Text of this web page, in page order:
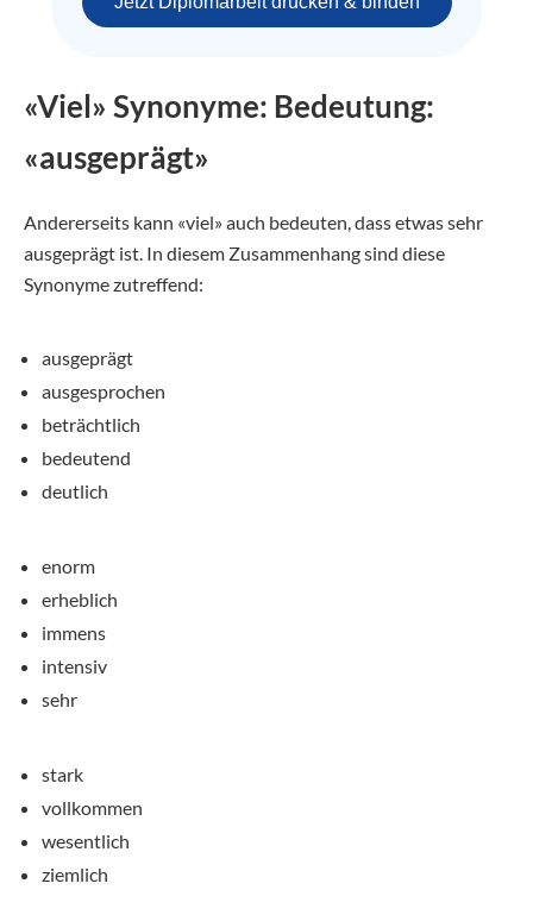
«Viel» Synonyme: Bedeutung:
«ausgeprägt»
Andererseits kann «viel» auch bedeuten, dass etwas sehr
ausgeprägt ist. In diesem Zusammenhang sind diese
Synonyme zutreffend:
ausgeprägt
ausgesprochen
beträchtlich
bedeutend
deutlich
enorm
erheblich
immens
intensiv
sehr
stark
vollkommen
wesentlich
ziemlich